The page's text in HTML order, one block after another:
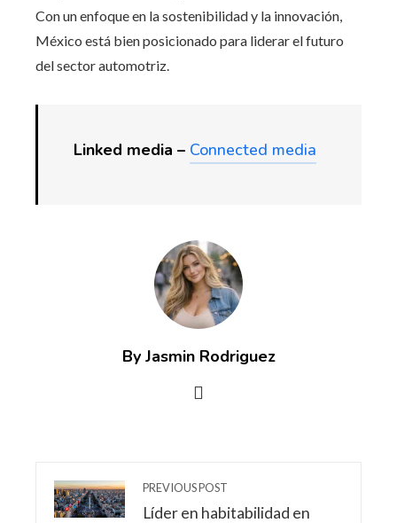
Con un enfoque en la sostenibilidad y la innovación,
México está bien posicionado para liderar el futuro
del sector automotriz.
Linked media – Connected media
By Jasmin Rodriguez
PREVIOUS POST
Líder en habitabilidad en